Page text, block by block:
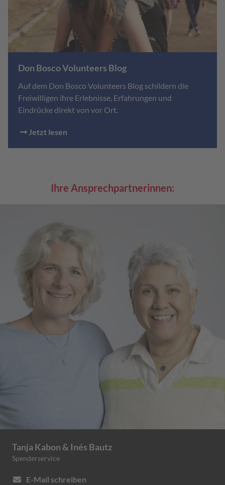
Don Bosco Volunteers Blog
Auf dem Don Bosco Volunteers Blog schildern die
Freiwilligen ihre Erlebnisse, Erfahrungen und
Eindrücke direkt von vor Ort.
Jetzt lesen
Ihre Ansprechpartnerinnen:
Tanja Kabon & Inés Bautz
Spenderservice
E-Mail schreiben